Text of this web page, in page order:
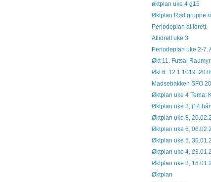
øktplan uke 4 g15
Øktplan Rød gruppe
Periodeplan allidrett
Allidrett uke 3
Periodeplan uke 2-7.
Økt 11. Futsal
Økt 6. 12.1.1019.
Madsebakken SFO
Øktplan uke 4 Tema:
Øktplan uke 3, j14
Øktplan uke 8,
Øktplan uke 6,
Øktplan uke 5,
Øktplan uke 4,
Øktplan uke 3,
Øktplan